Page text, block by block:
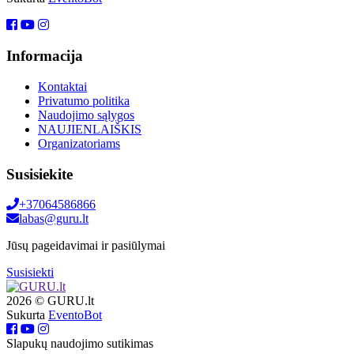
Informacija
Kontaktai
Privatumo politika
Naudojimo sąlygos
NAUJIENLAIŠKIS
Organizatoriams
Susisiekite
+37064586866
labas@guru.lt
Jūsų pageidavimai ir pasiūlymai
Susisiekti
2026 © GURU.lt
Sukurta EventoBot
Slapukų naudojimo sutikimas